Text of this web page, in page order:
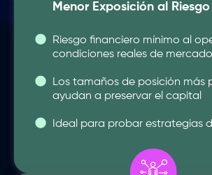
Menor Exposición al Riesgo
Riesgo financiero mínimo al
condiciones reales de mercado
Los tamaños de posición más
ayudan a preservar el capital
Ideal para probar estrategias